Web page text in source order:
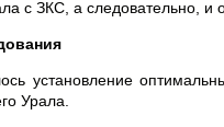
с ЗКС, а следовательно, и
установление
Урала.